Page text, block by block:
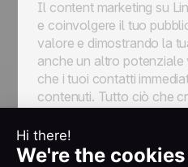
Il content marketing su
e coinvolgere il tuo
valore e dimostrando la
anche un altro
che i tuoi contatti
contenuti. Tutto ciò che
condiviso con tutta la
aumentare